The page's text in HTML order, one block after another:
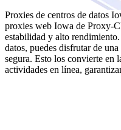
Proxies de centros de datos
proxies web Iowa de Proxy-
estabilidad y alto
datos, puedes disfrutar de
segura. Esto los convierte en
actividades en línea,